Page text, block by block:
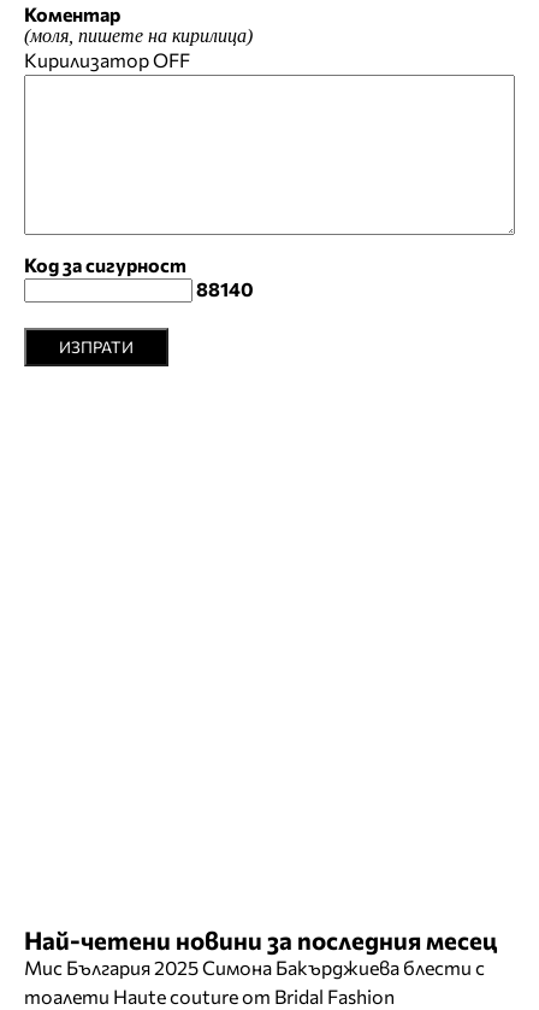
Коментар
(моля, пишете на кирилица)
КирилизаторOFF
Код за сигурност
88140
ИЗПРАТИ
Най-четени новини за последния месец
Мис България 2025 Симона Бакърджиева блести с
тоалети Haute couture от Bridal Fashion